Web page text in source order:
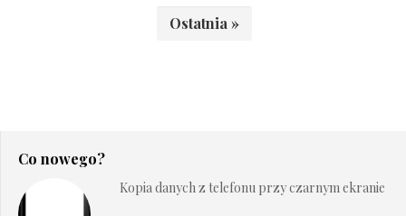
Ostatnia »
Co nowego?
Kopia danych z telefonu przy czarnym ekranie